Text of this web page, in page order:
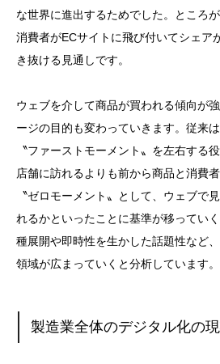
な世界に進出するためでした。ところ
消費者がECサイトに飛び付いてシェア
き抜ける見通しです。
ウェブを介して商品が買われる傾向が
ージの目的も変わっていきます。従来
〝ファーストモーメント〟を左右する
店舗に訪れるよりも前から商品と消費
〝ゼロモーメント〟として、ウェブで
れるかといったことに基準が移ってい
種展開や即時性を生かした話題性など
領域が広まっていくと分析しています。
製造業全体のデジタル化の